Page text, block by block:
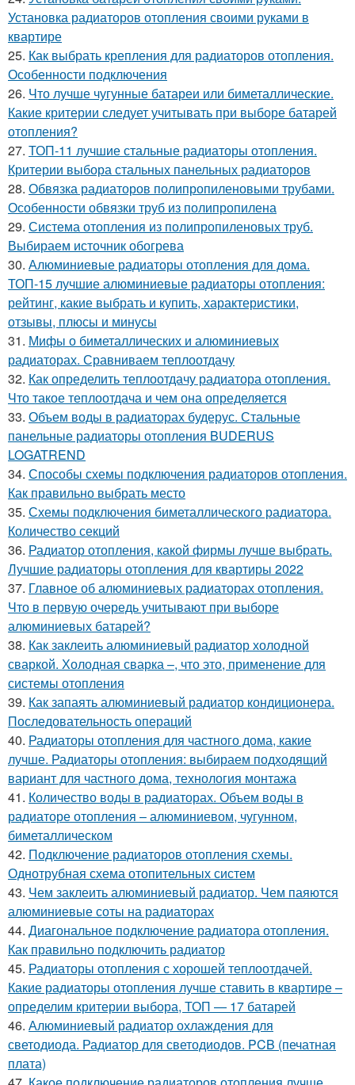
Установка радиаторов отопления своими руками в
квартире
25. Как выбрать крепления для радиаторов отопления.
Особенности подключения
26. Что лучше чугунные батареи или биметаллические.
Какие критерии следует учитывать при выборе батарей
отопления?
27. ТОП-11 лучшие стальные радиаторы отопления.
Критерии выбора стальных панельных радиаторов
28. Обвязка радиаторов полипропиленовыми трубами.
Особенности обвязки труб из полипропилена
29. Система отопления из полипропиленовых труб.
Выбираем источник обогрева
30. Алюминиевые радиаторы отопления для дома.
ТОП-15 лучшие алюминиевые радиаторы отопления:
рейтинг, какие выбрать и купить, характеристики,
отзывы, плюсы и минусы
31. Мифы о биметаллических и алюминиевых
радиаторах. Сравниваем теплоотдачу
32. Как определить теплоотдачу радиатора отопления.
Что такое теплоотдача и чем она определяется
33. Объем воды в радиаторах будерус. Стальные
панельные радиаторы отопления BUDERUS
LOGATREND
34. Способы схемы подключения радиаторов отопления.
Как правильно выбрать место
35. Схемы подключения биметаллического радиатора.
Количество секций
36. Радиатор отопления, какой фирмы лучше выбрать.
Лучшие радиаторы отопления для квартиры 2022
37. Главное об алюминиевых радиаторах отопления.
Что в первую очередь учитывают при выборе
алюминиевых батарей?
38. Как заклеить алюминиевый радиатор холодной
сваркой. Холодная сварка –, что это, применение для
системы отопления
39. Как запаять алюминиевый радиатор кондиционера.
Последовательность операций
40. Радиаторы отопления для частного дома, какие
лучше. Радиаторы отопления: выбираем подходящий
вариант для частного дома, технология монтажа
41. Количество воды в радиаторах. Объем воды в
радиаторе отопления – алюминиевом, чугунном,
биметаллическом
42. Подключение радиаторов отопления схемы.
Однотрубная схема отопительных систем
43. Чем заклеить алюминиевый радиатор. Чем паяются
алюминиевые соты на радиаторах
44. Диагональное подключение радиатора отопления.
Как правильно подключить радиатор
45. Радиаторы отопления с хорошей теплоотдачей.
Какие радиаторы отопления лучше ставить в квартире –
определим критерии выбора, ТОП — 17 батарей
46. Алюминиевый радиатор охлаждения для
светодиода. Радиатор для светодиодов. PCB (печатная
плата)